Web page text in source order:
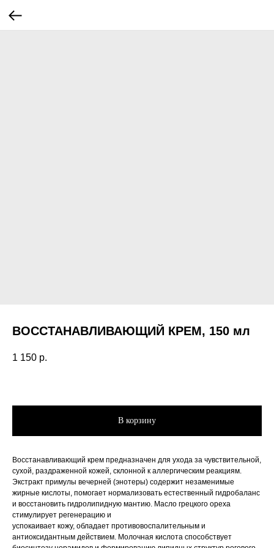
ВОССТАНАВЛИВАЮЩИЙ КРЕМ, 150 мл
1 150 р.
В корзину
Восстанавливающий крем предназначен для ухода за чувствительной,
сухой, раздраженной кожей, склонной к аллергическим реакциям.
Экстракт примулы вечерней (энoтеры) содержит незаменимые
жирные кислоты, помогает нормализовать естественный гидробаланс
и восстановить гидролипидную мантию. Масло грецкого ореха
стимулирует регенерацию и
успокаивает кожу, обладает противовоспалительным и
антиоксидантным действием. Молочная кислота способствует